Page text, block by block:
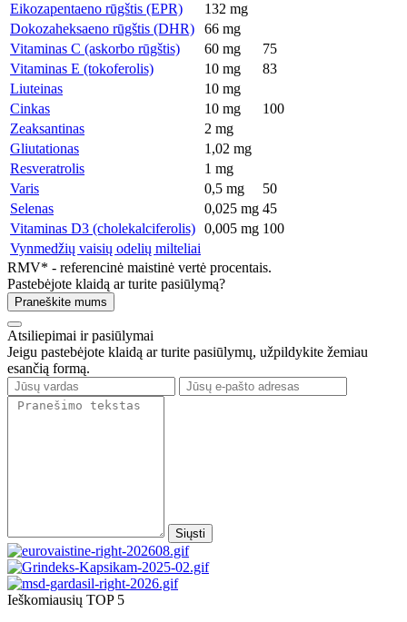
Eikozapentaeno rūgštis (EPR)
132 mg
Dokozaheksaeno rūgštis (DHR)
66 mg
Vitaminas C (askorbo rūgštis)
60 mg
75
Vitaminas E (tokoferolis)
10 mg
83
Liuteinas
10 mg
Cinkas
10 mg
100
Zeaksantinas
2 mg
Gliutationas
1,02 mg
Resveratrolis
1 mg
Varis
0,5 mg
50
Selenas
0,025 mg 45
Vitaminas D3 (cholekalciferolis) 0,005 mg 100
Vynmedžių vaisių odelių milteliai
RMV* - referencinė maistinė vertė procentais.
Pastebėjote klaidą ar turite pasiūlymą?
Praneškite mums
Atsiliepimai ir pasiūlymai
Jeigu pastebėjote klaidą ar turite pasiūlymų, užpildykite žemiau
esančią formą.
Siųsti
Ieškomiausių TOP 5